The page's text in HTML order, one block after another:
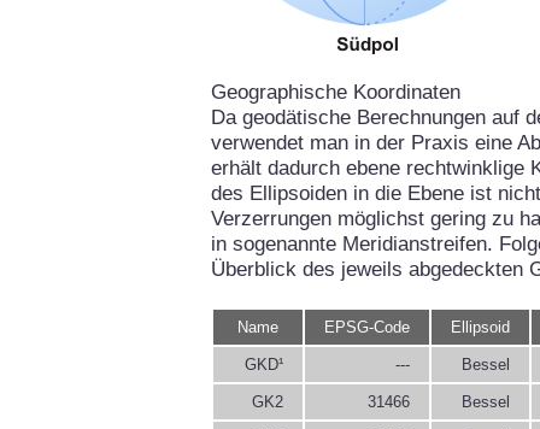
Geographische Koordinaten
Da geodätische Berechnungen auf
verwendet man in der Praxis eine
erhält dadurch ebene rechtwinklige
des Ellipsoiden in die Ebene ist
Verzerrungen möglichst gering zu
in sogenannte Meridianstreifen.
Überblick des jeweils abgedeckten
Name EPSG-Code Ellipsoid
GKD¹ --- Bessel
GK2 31466 Bessel